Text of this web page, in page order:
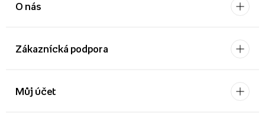
O nás
Zákaznícká podpora
Můj účet